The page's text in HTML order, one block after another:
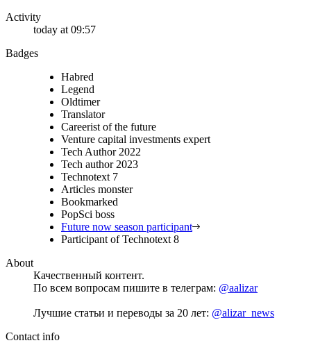
Activity
today at 09:57
Badges
Habred
Legend
Oldtimer
Translator
Careerist of the future
Venture capital investments expert
Tech Author 2022
Tech author 2023
Technotext 7
Articles monster
Bookmarked
PopSci boss
Future now season participant
Participant of Technotext 8
About
Качественный контент.
По всем вопросам пишите в телеграм: @aalizar
Лучшие статьи и переводы за 20 лет: @alizar_news
Contact info